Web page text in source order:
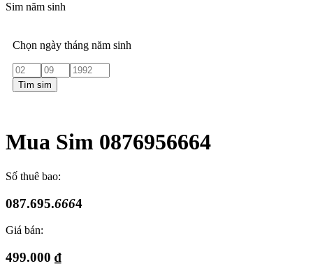
Sim năm sinh
Chọn ngày tháng năm sinh
Tìm sim
Mua Sim 0876956664
Số thuê bao:
087.695.6664
Giá bán:
499.000 ₫